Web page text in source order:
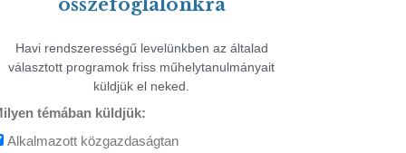
összefoglalónkra
Havi rendszerességű levelünkben az általad
választott programok friss műhelytanulmányait
küldjük el neked.
témában küldjük:
Alkalmazott közgazdaságtan